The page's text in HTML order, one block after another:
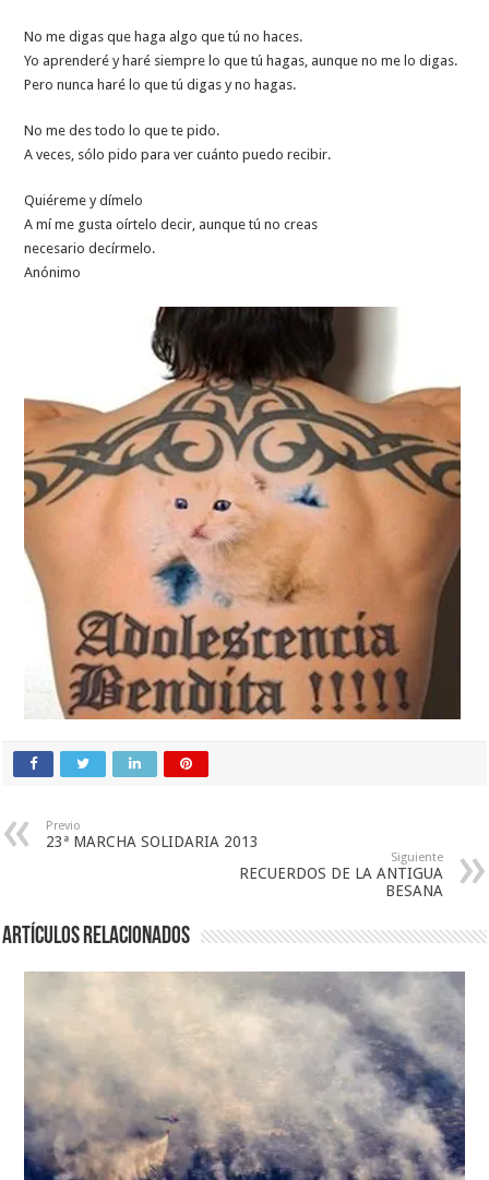
No me digas que haga algo que tú no haces.
Yo aprenderé y haré siempre lo que tú hagas, aunque no me lo digas.
Pero nunca haré lo que tú digas y no hagas.
No me des todo lo que te pido.
A veces, sólo pido para ver cuánto puedo recibir.
Quiéreme y dímelo
A mí me gusta oírtelo decir, aunque tú no creas
necesario decírmelo.
Anónimo
Previo
23ª MARCHA SOLIDARIA 2013
Siguiente
RECUERDOS DE LA ANTIGUA
BESANA
Artículos relacionados